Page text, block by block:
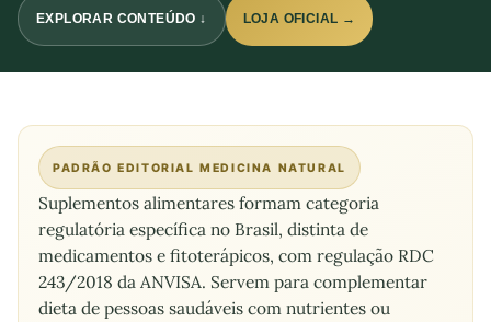
EXPLORAR CONTEÚDO ↓ LOJA OFICIAL →
PADRÃO EDITORIAL MEDICINA NATURAL
Suplementos alimentares formam categoria
regulatória específica no Brasil, distinta de
medicamentos e fitoterápicos, com regulação RDC
243/2018 da ANVISA. Servem para complementar
dieta de pessoas saudáveis com nutrientes ou